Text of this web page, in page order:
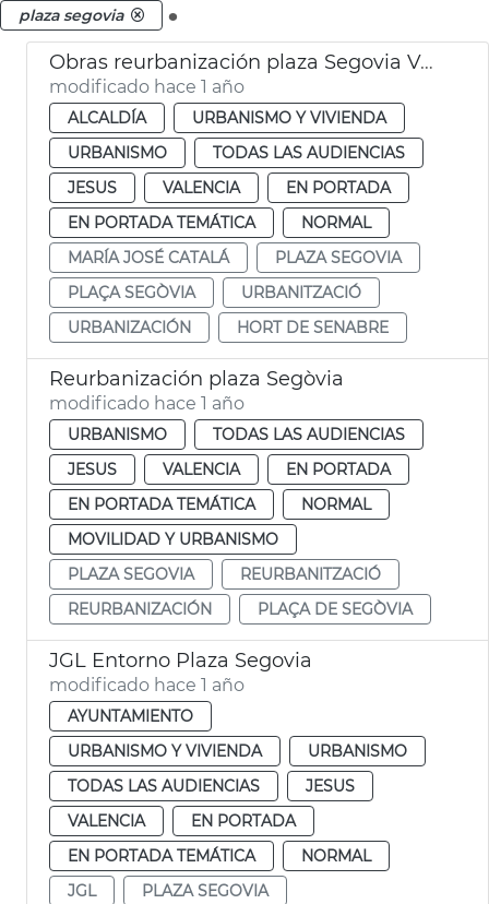
plaza segovia
Obras reurbanización plaza Segovia València
modificado hace 1 año
ALCALDÍA
URBANISMO Y VIVIENDA
URBANISMO
TODAS LAS AUDIENCIAS
JESUS
VALENCIA
EN PORTADA
EN PORTADA TEMÁTICA
NORMAL
MARÍA JOSÉ CATALÁ
PLAZA SEGOVIA
PLAÇA SEGÒVIA
URBANITZACIÓ
URBANIZACIÓN
HORT DE SENABRE
Reurbanización plaza Segòvia
modificado hace 1 año
URBANISMO
TODAS LAS AUDIENCIAS
JESUS
VALENCIA
EN PORTADA
EN PORTADA TEMÁTICA
NORMAL
MOVILIDAD Y URBANISMO
PLAZA SEGOVIA
REURBANITZACIÓ
REURBANIZACIÓN
PLAÇA DE SEGÒVIA
JGL Entorno Plaza Segovia
modificado hace 1 año
AYUNTAMIENTO
URBANISMO Y VIVIENDA
URBANISMO
TODAS LAS AUDIENCIAS
JESUS
VALENCIA
EN PORTADA
EN PORTADA TEMÁTICA
NORMAL
JGL
PLAZA SEGOVIA